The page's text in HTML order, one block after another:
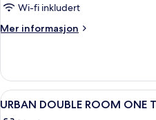
Wi-fi inkludert
Mer informasjon
Mer
Room
Åpne
alle
2
URBAN DOUBLE ROOM ONE